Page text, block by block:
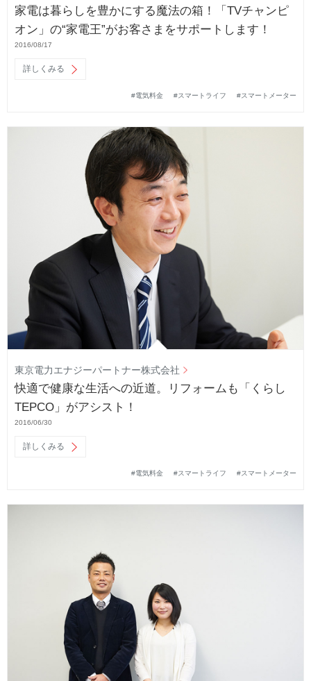
家電は暮らしを豊かにする魔法の箱！「TVチャンピ
オン」の“家電王”がお客さまをサポートします！
2016/08/17
詳しくみる
#電気料金 #スマートライフ #スマートメーター
東京電力エナジーパートナー株式会社
快適で健康な生活への近道。リフォームも「くらし
TEPCO」がアシスト！
2016/06/30
詳しくみる
#電気料金 #スマートライフ #スマートメーター